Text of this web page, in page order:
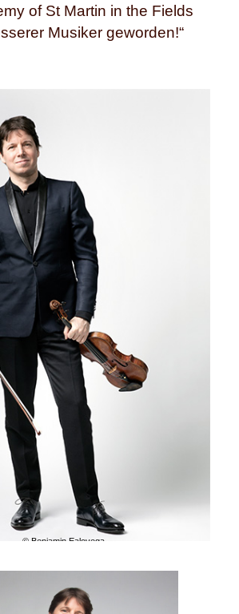
of St Martin in the Fields
Musiker geworden!“
© Benjamin Ealovega